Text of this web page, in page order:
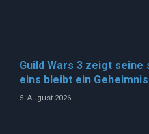
Guild Wars 3 zeigt
eins bleibt ein Geheimnis
5. August 2026